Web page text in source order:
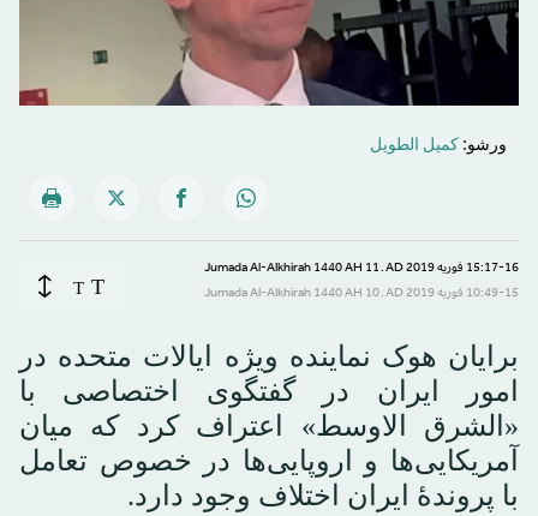
ورشو: كميل الطويل
15:17-16 فوریه 2019 AD ـ 11 Jumada Al-Alkhirah 1440 AH
10:49-15 فوریه 2019 AD ـ 10 Jumada Al-Alkhirah 1440 AH
T
T
برایان هوک نماینده ویژه ایالات متحده در
امور ایران در گفتگوی اختصاصی با
«الشرق الاوسط» اعتراف کرد که میان
آمریکایی‌ها و اروپایی‌ها در خصوص تعامل
با پروندۀ ایران اختلاف وجود دارد.